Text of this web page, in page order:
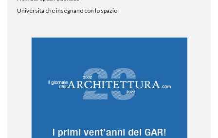
Università che insegnano con lo spazio